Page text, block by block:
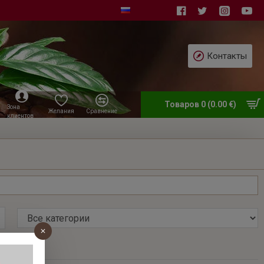
Контакты
Зона
клиентов
Желания Сравнение
Товаров 0 (0.00 €)